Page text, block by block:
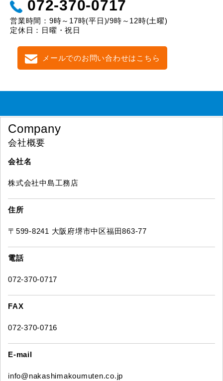
072-370-0717
営業時間：9時～17時(平日)/9時～12時(土曜)
定休日：日曜・祝日
メールでのお問い合わせはこちら
Company
会社概要
会社名
株式会社中島工務店
住所
〒599-8241 大阪府堺市中区福田863-77
電話
072-370-0717
FAX
072-370-0716
E-mail
info@nakashimakoumuten.co.jp